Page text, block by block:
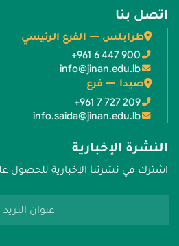
اتصل بنا
طرابلس — الفرع الرئيسي
+961 6 447 900
info@jinan.edu.lb
صيدا — فرع
+961 7 727 209
info.saida@jinan.edu.lb
النشرة الإخبارية
اشترك في نشرتنا الإخبارية للحصول